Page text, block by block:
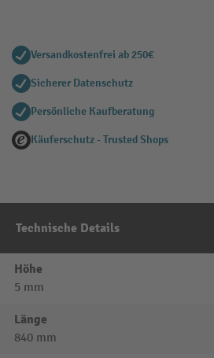
Versandkostenfrei ab 250€
Sicherer Datenschutz
Persönliche Kaufberatung
Käuferschutz - Trusted Shops
Technische Details
Höhe
5 mm
Länge
840 mm